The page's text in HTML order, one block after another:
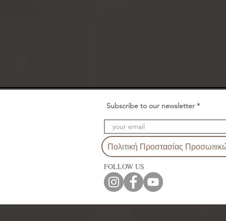
Subscribe to our newsletter
Πολιτική Προστασίας
FOLLOW US